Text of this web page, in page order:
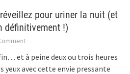
pour uriner la nuit (et
définitivement !)
et à peine deux ou trois heures
yeux avec cette envie pressante